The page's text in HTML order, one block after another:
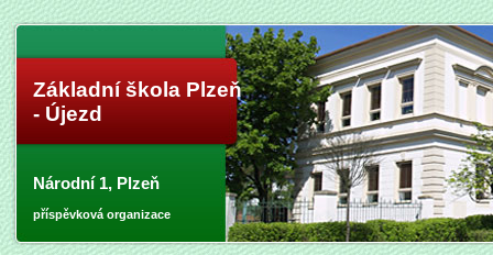
Základní škola Plzeň
- Újezd
Národní 1, Plzeň
příspěvková organizace